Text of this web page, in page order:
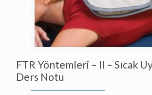
FTR Yöntemleri – II – Sıcak
Ders Notu